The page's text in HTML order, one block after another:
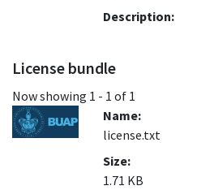
Description:
License bundle
Now showing 1 - 1 of 1
Name:
license.txt
Size:
1.71 KB